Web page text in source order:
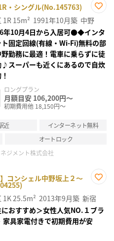
・シングル(No.145763)
お気
に入
り登
録
1R 15m² 1991年10月築 中野
10月4日から入居可●◆インタ
ト固定回線(有線・Wi-Fi)無料の部
勤務に最適！電車に乗らずに徒
スーパーも近くにあるので自炊
ロングプラン
月額目安 106,200円～
初期費用他 18,150円～
近
インターネット無料
オートロック
ジメント株式会社
コンシェル中野坂上２～
に入
り登
録
1K25.5m² 2013年9月築 新宿
おすすめ＞女性人気NO.１ブラ
具家電付きで初期費用が安